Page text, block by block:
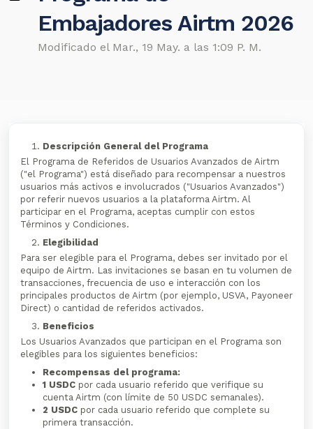
Embajadores Airtm 2026
Modificado el Mar., 19 May. a las 1:09 P. M.
Descripción General del Programa
El Programa de Referidos de Usuarios Avanzados de Airtm
("el Programa") está diseñado para recompensar a nuestros
usuarios más activos e involucrados ("Usuarios Avanzados")
por referir nuevos usuarios a la plataforma Airtm. Al
participar en el Programa, aceptas cumplir con estos
Términos y Condiciones.
Elegibilidad
Para ser elegible para el Programa, debes ser invitado por el
equipo de Airtm. Las invitaciones se basan en tu volumen de
transacciones, frecuencia de uso e interacción con los
principales productos de Airtm (por ejemplo, USVA, Payoneer
Direct) o cantidad de referidos activados.
Beneficios
Los Usuarios Avanzados que participan en el Programa son
elegibles para los siguientes beneficios:
Recompensas del programa:
1 USDC por cada usuario referido que verifique su
cuenta Airtm (con límite de 50 USDC semanales).
2 USDC por cada usuario referido que complete su
primera transacción.